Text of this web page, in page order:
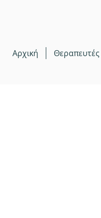
Αρχική Θεραπευτές